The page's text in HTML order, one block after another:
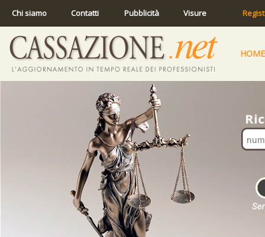
Chi siamo Contatti Pubblicità Visure
HOME